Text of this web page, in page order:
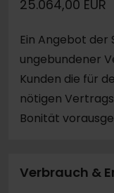
25.064,00 EUR
Ein Angebot der
ungebundener
Kunden die für
nötigen
Bonität
Verbrauch &